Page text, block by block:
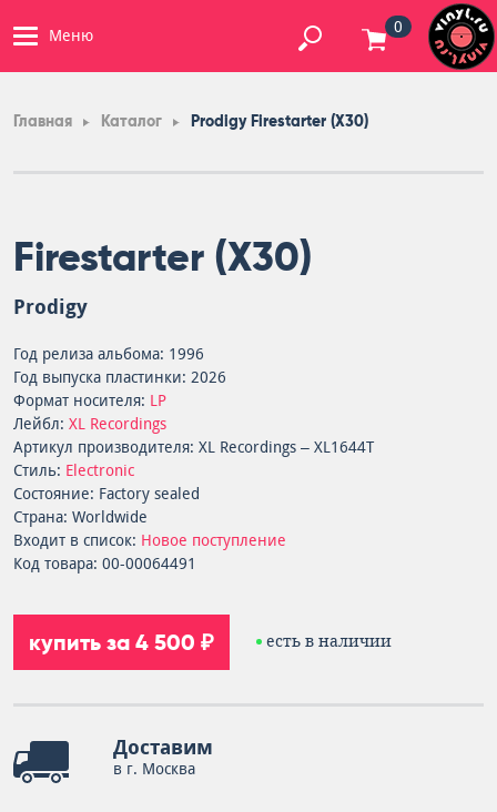
Меню 0
Главная Каталог Prodigy Firestarter (X30)
Firestarter (X30)
Prodigy
Год релиза альбома: 1996
Год выпуска пластинки: 2026
Формат носителя: LP
Лейбл: XL Recordings
Артикул производителя: XL Recordings – XL1644T
Стиль: Electronic
Состояние: Factory sealed
Страна: Worldwide
Входит в список: Новое поступление
Код товара: 00-00064491
купить за 4 500 ₽ есть в наличии
Доставим
в г. Москва